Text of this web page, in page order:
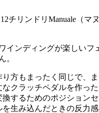
インディングが楽しいフ
。
方もまったく同じで、
なクラッチペダルを作っ
するためのポジション
生み込んだときの反力